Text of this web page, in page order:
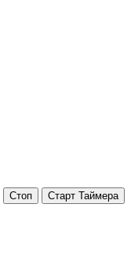
Стоп Старт Таймера